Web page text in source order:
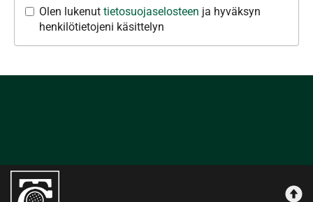
Olen lukenut tietosuojaselosteen ja hyväksyn
henkilötietojeni käsittelyn